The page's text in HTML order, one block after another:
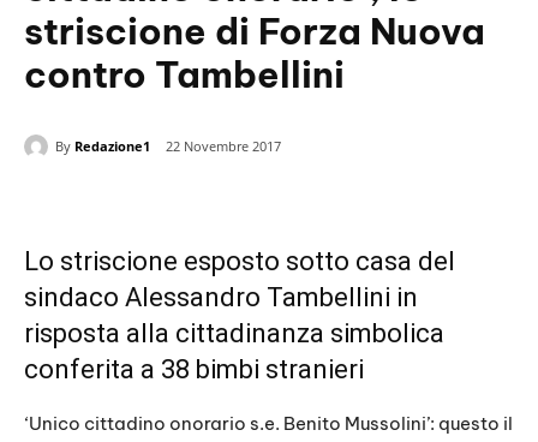
striscione di Forza Nuova
contro Tambellini
By Redazione1 22 Novembre 2017
Lo striscione esposto sotto casa del
sindaco Alessandro Tambellini in
risposta alla cittadinanza simbolica
conferita a 38 bimbi stranieri
‘Unico cittadino onorario s.e. Benito Mussolini’: questo il